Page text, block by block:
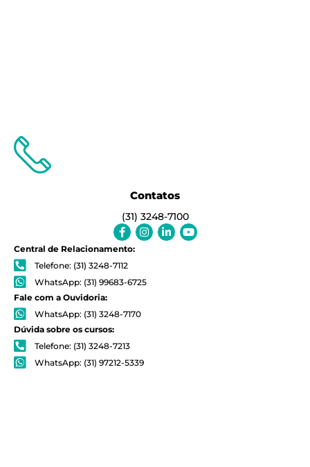
Contatos
(31) 3248-7100
Facebook-
f
Instagram
Linkedin-
in
Youtube
Central de Relacionamento:
Telefone: (31) 3248-7112
WhatsApp: (31) 99683-6725
Fale com a Ouvidoria:
WhatsApp: (31) 3248-7170
Dúvida sobre os cursos:
Telefone: (31) 3248-7213
WhatsApp: (31) 97212-5339